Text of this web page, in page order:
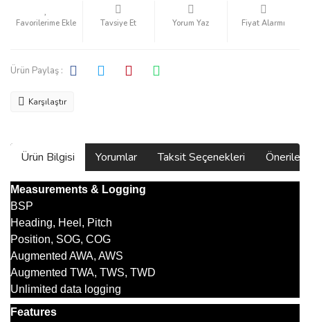
Tavsiye Et Yorum Yaz Fiyat Alarmı
Ürün Paylaş :
Karşılaştır
Ürün Bilgisi Yorumlar Taksit Seçenekleri
Measurements & Logging
BSP
Heading, Heel, Pitch
Position, SOG, COG
Augmented AWA, AWS
Augmented TWA, TWS, TWD
Unlimited data logging
Features